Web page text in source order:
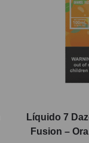
Líquido 7
Fusion –